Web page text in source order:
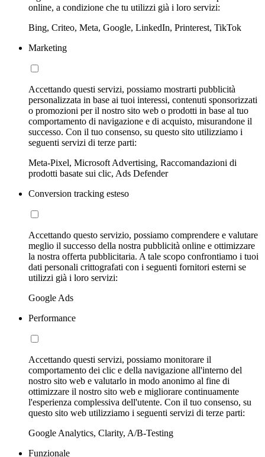
online, a condizione che tu utilizzi già i loro servizi:
Bing, Criteo, Meta, Google, LinkedIn, Printerest, TikTok
Marketing
Accettando questi servizi, possiamo mostrarti pubblicità
personalizzata in base ai tuoi interessi, contenuti sponsorizzati
o promozioni per il nostro sito web o prodotti in base al tuo
comportamento di navigazione e di acquisto, misurandone il
successo. Con il tuo consenso, su questo sito utilizziamo i
seguenti servizi di terze parti:
Meta-Pixel, Microsoft Advertising, Raccomandazioni di
prodotti basate sui clic, Ads Defender
Conversion tracking esteso
Accettando questo servizio, possiamo comprendere e valutare
meglio il successo della nostra pubblicità online e ottimizzare
la nostra offerta pubblicitaria. A tale scopo confrontiamo i tuoi
dati personali crittografati con i seguenti fornitori esterni se
utilizzi già i loro servizi:
Google Ads
Performance
Accettando questi servizi, possiamo monitorare il
comportamento dei clic e della navigazione all'interno del
nostro sito web e valutarlo in modo anonimo al fine di
ottimizzare il nostro sito web e migliorare continuamente
l'esperienza complessiva dell'utente. Con il tuo consenso, su
questo sito web utilizziamo i seguenti servizi di terze parti:
Google Analytics, Clarity, A/B-Testing
Funzionale